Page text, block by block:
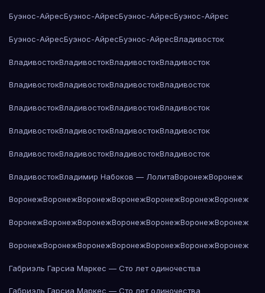
Буэнос-АйресБуэнос-АйресБуэнос-АйресБуэнос-Айрес
Буэнос-АйресБуэнос-АйресБуэнос-АйресВладивосток
ВладивостокВладивостокВладивостокВладивосток
ВладивостокВладивостокВладивостокВладивосток
ВладивостокВладивостокВладивостокВладивосток
ВладивостокВладивостокВладивостокВладивосток
ВладивостокВладивостокВладивостокВладивосток
ВладивостокВладимир Набоков — ЛолитаВоронежВоронеж
ВоронежВоронежВоронежВоронежВоронежВоронежВоронеж
ВоронежВоронежВоронежВоронежВоронежВоронежВоронеж
ВоронежВоронежВоронежВоронежВоронежВоронежВоронеж
Габриэль Гарсиа Маркес — Сто лет одиночества
Габриэль Гарсиа Маркес — Сто лет одиночества